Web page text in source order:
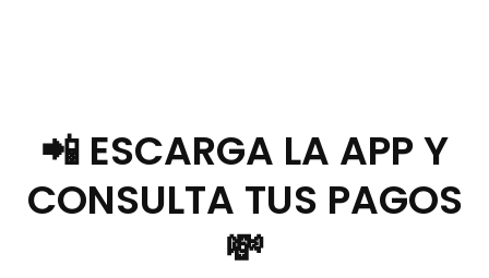
📲 ESCARGA LA APP Y
CONSULTA TUS PAGOS
💸